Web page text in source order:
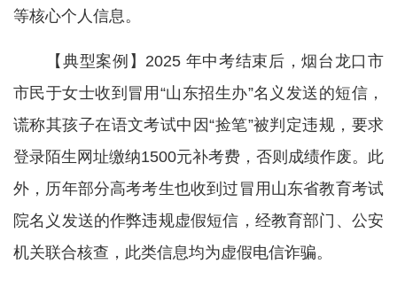
等核心个人信息。
【典型案例】2025 年中考结束后，烟台龙口市
市民于女士收到冒用“山东招生办”名义发送的短信，
谎称其孩子在语文考试中因“捡笔”被判定违规，要求
登录陌生网址缴纳1500元补考费，否则成绩作废。此
外，历年部分高考考生也收到过冒用山东省教育考试
院名义发送的作弊违规虚假短信，经教育部门、公安
机关联合核查，此类信息均为虚假电信诈骗。